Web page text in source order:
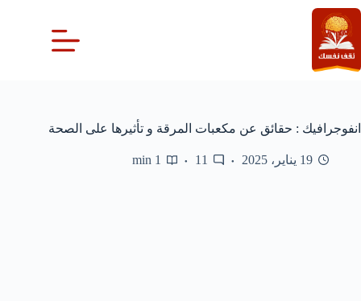
التجاوز
إلى
المحتوى
انفوجرافيك : حقائق عن مكعبات المرقة و تأثيرها على الصحة
19 يناير، 2025 11
1 min